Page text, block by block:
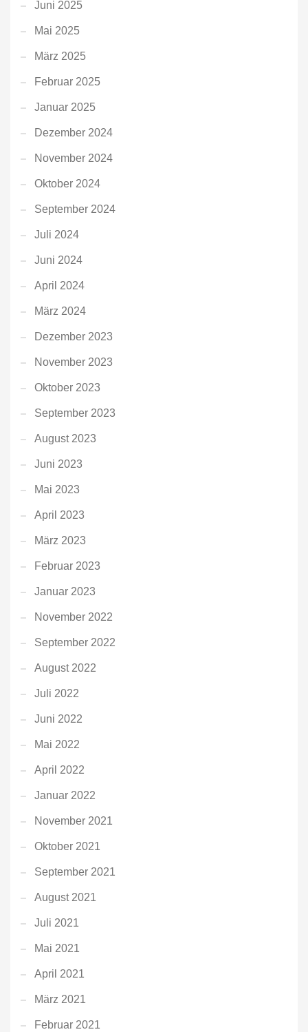
Juni 2025
Mai 2025
März 2025
Februar 2025
Januar 2025
Dezember 2024
November 2024
Oktober 2024
September 2024
Juli 2024
Juni 2024
April 2024
März 2024
Dezember 2023
November 2023
Oktober 2023
September 2023
August 2023
Juni 2023
Mai 2023
April 2023
März 2023
Februar 2023
Januar 2023
November 2022
September 2022
August 2022
Juli 2022
Juni 2022
Mai 2022
April 2022
Januar 2022
November 2021
Oktober 2021
September 2021
August 2021
Juli 2021
Mai 2021
April 2021
März 2021
Februar 2021